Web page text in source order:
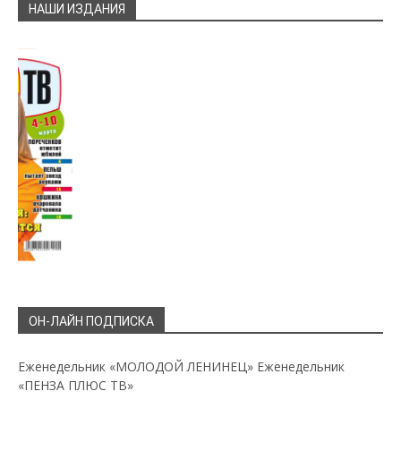
НАШИ ИЗДАНИЯ
ОН-ЛАЙН ПОДПИСКА
Еженедельник «МОЛОДОЙ ЛЕНИНЕЦ» Еженедельник
«ПЕНЗА ПЛЮС ТВ»